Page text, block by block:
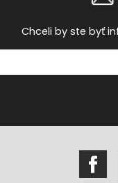
Chceli by ste byť